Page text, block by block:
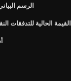
الرسم
القيمة الحالية للتدفقات